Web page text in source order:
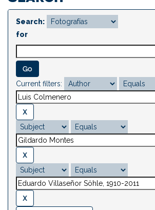
Search:
for
Current filters: